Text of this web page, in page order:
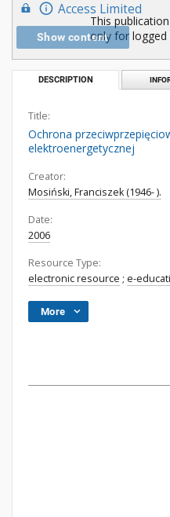
Access Limited
Show content
This
only for logged
DESCRIPTION
Title:
Ochrona
elektroenergetycznej
Creator:
Mosiński, Franciszek (1946- ).
Date:
2006
Resource Type:
electronic resource ; e-
More